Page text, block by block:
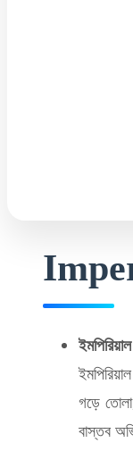
গড়ে
বাস্তব